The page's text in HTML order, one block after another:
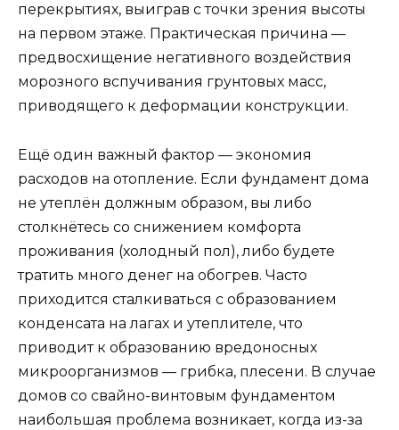
перекрытиях, выиграв с точки зрения высоты
на первом этаже. Практическая причина —
предвосхищение негативного воздействия
морозного вспучивания грунтовых масс,
приводящего к деформации конструкции.
Ещё один важный фактор — экономия
расходов на отопление. Если фундамент дома
не утеплён должным образом, вы либо
столкнётесь со снижением комфорта
проживания (холодный пол), либо будете
тратить много денег на обогрев. Часто
приходится сталкиваться с образованием
конденсата на лагах и утеплителе, что
приводит к образованию вредоносных
микроорганизмов — грибка, плесени. В случае
домов со свайно-винтовым фундаментом
наибольшая проблема возникает, когда из-за